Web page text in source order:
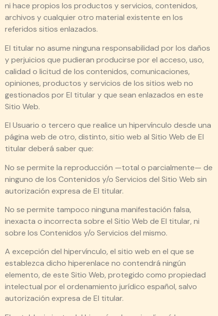
ni hace propios los productos y servicios, contenidos,
archivos y cualquier otro material existente en los
referidos sitios enlazados.
El titular no asume ninguna responsabilidad por los daños
y perjuicios que pudieran producirse por el acceso, uso,
calidad o licitud de los contenidos, comunicaciones,
opiniones, productos y servicios de los sitios web no
gestionados por El titular y que sean enlazados en este
Sitio Web.
El Usuario o tercero que realice un hipervínculo desde una
página web de otro, distinto, sitio web al Sitio Web de El
titular deberá saber que:
No se permite la reproducción —total o parcialmente— de
ninguno de los Contenidos y/o Servicios del Sitio Web sin
autorización expresa de El titular.
No se permite tampoco ninguna manifestación falsa,
inexacta o incorrecta sobre el Sitio Web de El titular, ni
sobre los Contenidos y/o Servicios del mismo.
A excepción del hipervínculo, el sitio web en el que se
establezca dicho hiperenlace no contendrá ningún
elemento, de este Sitio Web, protegido como propiedad
intelectual por el ordenamiento jurídico español, salvo
autorización expresa de El titular.